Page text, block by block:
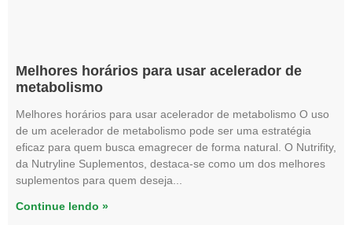
Melhores horários para usar acelerador de
metabolismo
Melhores horários para usar acelerador de metabolismo O uso
de um acelerador de metabolismo pode ser uma estratégia
eficaz para quem busca emagrecer de forma natural. O Nutrifity,
da Nutryline Suplementos, destaca-se como um dos melhores
suplementos para quem deseja
Continue lendo »